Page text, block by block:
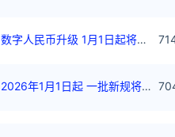
数字人民币升级 1月1日起将计付利息
2026年1月1日起 一批新规将施行